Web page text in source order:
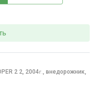
2 2, 2004г., внедорожник,